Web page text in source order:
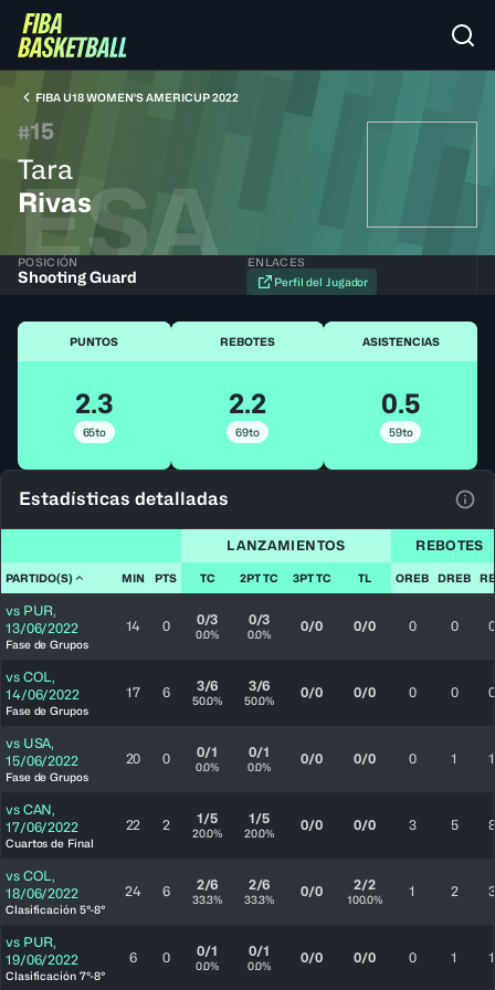
FIBA U18 WOMEN'S AMERICUP 2022
#15
Tara
Rivas
ESA
POSICIÓN
Shooting Guard
ENLACES
Perfil del Jugador
PUNTOS
2.3
65to
REBOTES
2.2
69to
ASISTENCIAS
0.5
59to
Estadísticas detalladas
LANZAMIENTOS REBOTES
PARTIDO(S) MIN PTS TC 2PT TC 3PT TC TL OREB DREB
vs PUR,
13/06/2022
Fase de Grupos
14 0 0/3
0.0%
0/3
0.0% 0/0 0/0 0 0 0
vs COL,
14/06/2022
Fase de Grupos
17 6 3/6
50.0%
3/6
50.0% 0/0 0/0 0 0 0
vs USA,
15/06/2022
Fase de Grupos
20 0 0/1
0.0%
0/1
0.0% 0/0 0/0 0 1 1
vs CAN,
17/06/2022
Cuartos de Final
22 2 1/5
20.0%
1/5
20.0% 0/0 0/0 3 5 8
vs COL,
18/06/2022
Clasificación 5°-8°
24 6 2/6
33.3%
2/6
33.3% 0/0 2/2
100.0% 1 2 3
vs PUR,
19/06/2022
Clasificación 7°-8°
6 0 0/1
0.0%
0/1
0.0% 0/0 0/0 0 1 1